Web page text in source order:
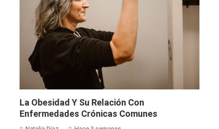
La Obesidad Y Su Relación Con
Enfermedades Crónicas Comunes